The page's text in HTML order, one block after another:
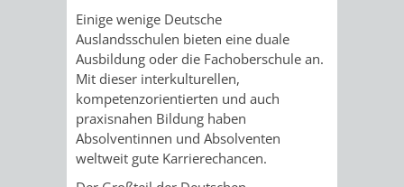
/
FLÜCHTLINGE
BAUHERRENBERATUNG
GRUNDSTÜCKSWERTERMITTLUNG
DENKMALSCHUTZ
AUFGABEN
DER
STEUERVORTEILE
SATZUNGEN
VERKAUF
STÄDTISCHER
BAUPLÄTZE
RATHAUS
BÜRGERMEISTER
Einige wenige Deutsche
Auslandsschulen bieten eine duale
Ausbildung oder die Fachoberschule an.
Mit dieser interkulturellen,
kompetenzorientierten und auch
praxisnahen Bildung haben
Absolventinnen und Absolventen
weltweit gute Karrierechancen.